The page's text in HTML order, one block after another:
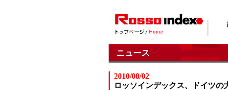
ニュース
2010/08/02
ロッソインデックス、ドイツの